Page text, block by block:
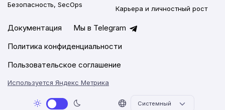
Безопасность, SecOps
Карьера и личностный рост
Документация
Мы в Telegram
Политика конфиденциальности
Пользовательское соглашение
Используется Яндекс Метрика